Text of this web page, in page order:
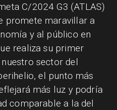
C/2024 G3 (ATLAS)
promete maravillar a
y al público en
realiza su primer
sector del
el punto más
más luz y podría
comparable a la del